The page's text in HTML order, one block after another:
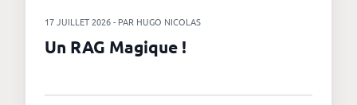
17 JUILLET 2026 - PAR HUGO NICOLAS
Un RAG Magique !